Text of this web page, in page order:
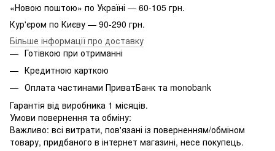
«Новою поштою» по Україні — 60-105 грн.
Кур'єром по Києву — 90-290 грн.
Більше інформації про доставку
Готівкою при отриманні
Кредитною карткою
Оплата частинами ПриватБанк та monobank
Гарантія від виробника 1 місяців.
Умови повернення та обміну:
Важливо: всі витрати, пов'язані із поверненням/обміном
товару, придбаного в інтернет магазині, несе покупець.